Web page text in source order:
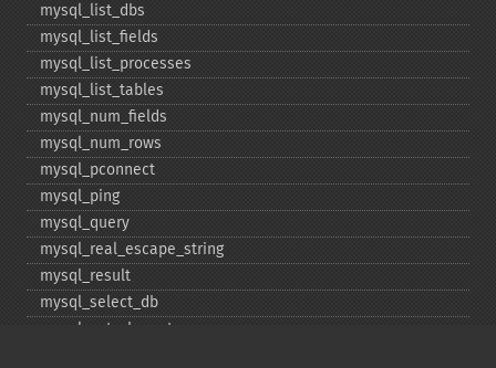
mysql_​list_​dbs
mysql_​list_​fields
mysql_​list_​processes
mysql_​list_​tables
mysql_​num_​fields
mysql_​num_​rows
mysql_​pconnect
mysql_​ping
mysql_​query
mysql_​real_​escape_​string
mysql_​result
mysql_​select_​db
mysql_​set_​charset